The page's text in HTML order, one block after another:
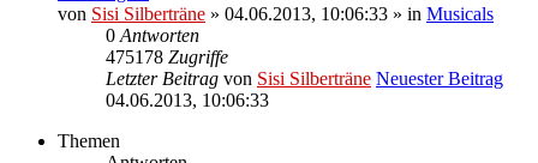
von Sisi Silberträne » 04.06.2013, 10:06:33 » in Musicals
0 Antworten
475178 Zugriffe
Letzter Beitrag von Sisi Silberträne Neuester Beitrag
04.06.2013, 10:06:33
Themen